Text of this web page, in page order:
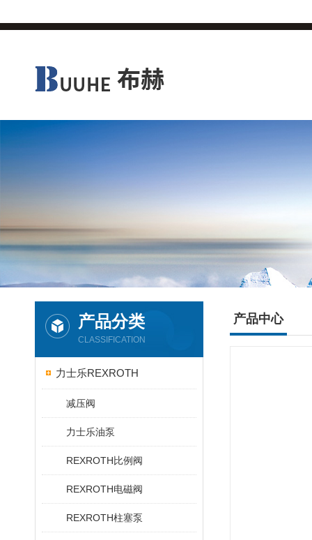
产品分类
CLASSIFICATION
力士乐REXROTH
减压阀
力士乐油泵
REXROTH比例阀
REXROTH电磁阀
REXROTH柱塞泵
产品中心